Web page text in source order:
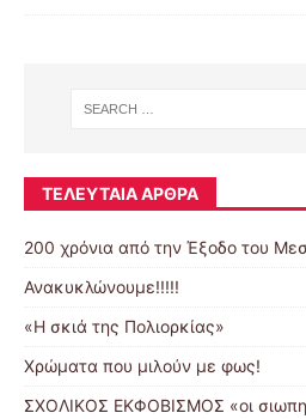
ΤΕΛΕΥΤΑΊΑ ΆΡΘΡΑ
200 χρόνια από την Έξοδο του
Ανακυκλώνουμε!!!!!
«Η σκιά της Πολιορκίας»
Χρώματα που μιλούν με φως!
ΣΧΟΛΙΚΟΣ ΕΚΦΟΒΙΣΜΟΣ «οι